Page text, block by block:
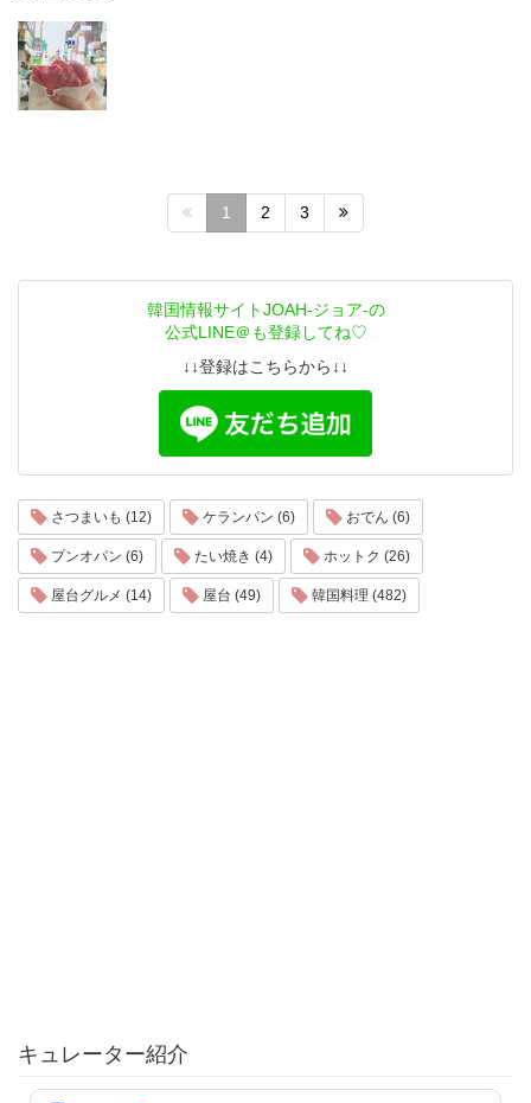
1 2 3
韓国情報サイトJOAH-ジョア-の
公式LINE＠も登録してね♡
↓↓登録はこちらから↓↓
さつまいも (12) ケランパン (6) おでん (6)
プンオパン (6) たい焼き (4) ホットク (26)
屋台グルメ (14) 屋台 (49) 韓国料理 (482)
キュレーター紹介